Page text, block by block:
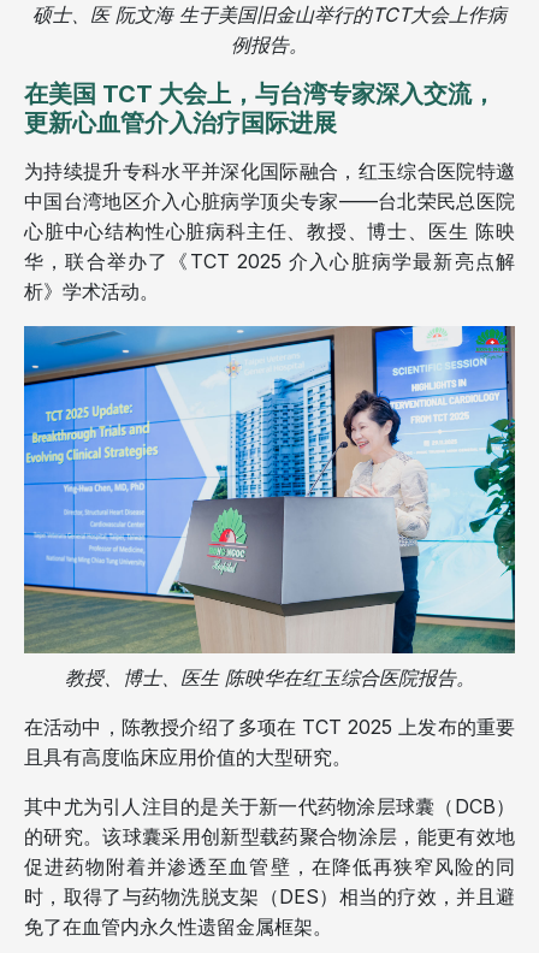
硕士、医 阮文海 生于美国旧金山举行的TCT大会上作病
例报告。
在美国 TCT 大会上，与台湾专家深入交流，
更新心血管介入治疗国际进展
为持续提升专科水平并深化国际融合，红玉综合医院特邀
中国台湾地区介入心脏病学顶尖专家——台北荣民总医院
心脏中心结构性心脏病科主任、教授、博士、医生 陈映
华，联合举办了《TCT 2025 介入心脏病学最新亮点解
析》学术活动。
教授、博士、医生 陈映华在红玉综合医院报告。
在活动中，陈教授介绍了多项在 TCT 2025 上发布的重要
且具有高度临床应用价值的大型研究。
其中尤为引人注目的是关于新一代药物涂层球囊（DCB）
的研究。该球囊采用创新型载药聚合物涂层，能更有效地
促进药物附着并渗透至血管壁，在降低再狭窄风险的同
时，取得了与药物洗脱支架（DES）相当的疗效，并且避
免了在血管内永久性遗留金属框架。